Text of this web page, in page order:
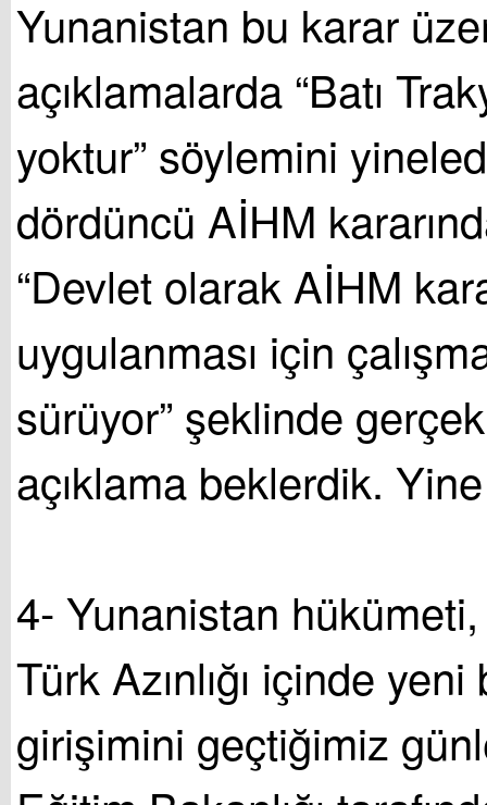
Yunanistan bu karar
açıklamalarda “Batı
yoktur” söylemini
dördüncü AİHM
“Devlet olarak AİHM
uygulanması için
sürüyor” şeklinde
açıklama beklerdik.
4- Yunanistan hükümeti,
Türk Azınlığı içinde
girişimini geçtiğimiz